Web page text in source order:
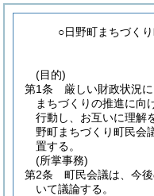
○日野町まちづく
(目的)
第1条
厳しい財政状況
まちづくりの推進に向
行動し、お互いに理解
野町まちづくり町民会
置する。
(所掌事務)
第2条
町民会議は、今
いて議論する。